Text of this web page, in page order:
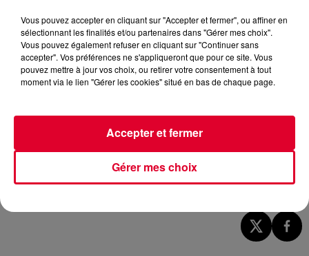
Vous pouvez accepter en cliquant sur "Accepter et fermer", ou affiner en
sélectionnant les finalités et/ou partenaires dans "Gérer mes choix".
Vous pouvez également refuser en cliquant sur "Continuer sans
accepter". Vos préférences ne s'appliqueront que pour ce site. Vous
pouvez mettre à jour vos choix, ou retirer votre consentement à tout
moment via le lien "Gérer les cookies" situé en bas de chaque page.
Gérer mes choix
Accepter et fermer